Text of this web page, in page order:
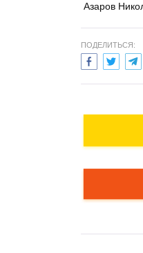
Азаров
ПОДЕЛИТЬСЯ: